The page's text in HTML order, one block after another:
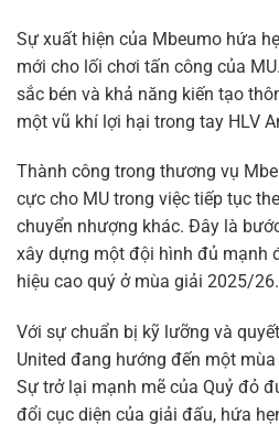
Sự xuất hiện của Mbeumo hứa
mới cho lối chơi tấn công của
sắc bén và khả năng kiến tạo
một vũ khí lợi hại trong tay HLV
Thành công trong thương vụ
cực cho MU trong việc tiếp tục
chuyển nhượng khác. Đây là
xây dựng một đội hình đủ mạnh
hiệu cao quý ở mùa giải 2025/26.
Với sự chuẩn bị kỹ lưỡng và
United đang hướng đến một
Sự trở lại mạnh mẽ của Quỷ đỏ
đổi cục diện của giải đấu, hứa